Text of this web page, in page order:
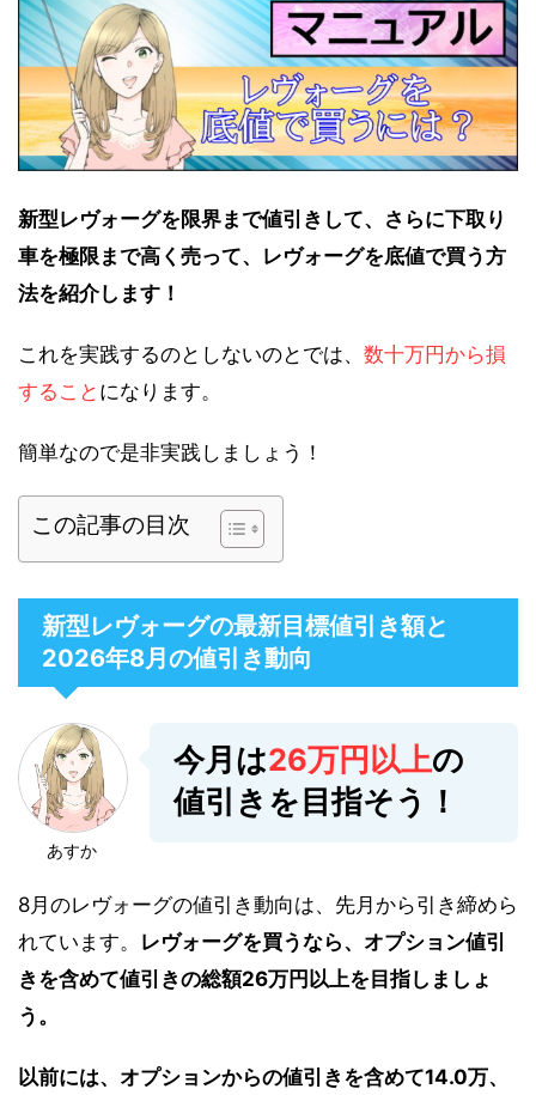
新型レヴォーグを限界まで値引きして、さらに下取り
車を極限まで高く売って、レヴォーグを底値で買う方
法を紹介します！
これを実践するのとしないのとでは、 数十万円から損
すること になります。
簡単なので是非実践しましょう！
この記事の目次
新型レヴォーグの最新目標値引き額と
2026年8月の値引き動向
あすか
今月は26万円以上の
値引きを目指そう！
8月のレヴォーグの値引き動向は、先月から引き締めら
れています。 レヴォーグを買うなら、オプション値引
きを含めて値引きの総額26万円以上を目指しましょ
う。
以前には、オプションからの値引きを含めて14.0万、